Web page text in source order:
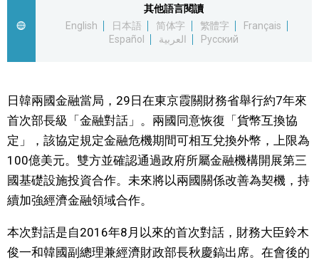
視覺日本
臺灣香港
更多
人物訪談 official SNS
其他語言閱讀
English
日本語 简体字 繁體字
Français
Español
العربية Русский
日韓兩國金融當局，29日在東京霞關財務省舉行約7年來
首次部長級「金融對話」。兩國同意恢復「貨幣互換協
定」，該協定規定金融危機期間可相互兌換外幣，上限為
100億美元。雙方並確認通過政府所屬金融機構開展第三
國基礎設施投資合作。未來將以兩國關係改善為契機，持
續加強經濟金融領域合作。
本次對話是自2016年8月以來的首次對話，財務大臣鈴木
俊一和韓國副總理兼經濟財政部長秋慶鎬出席。在會後的